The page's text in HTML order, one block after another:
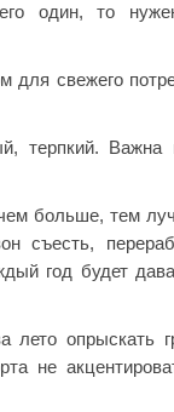
один, то
для свежего
терпкий. Важна
больше, тем
съесть,
год будет
лето опрыскать
не